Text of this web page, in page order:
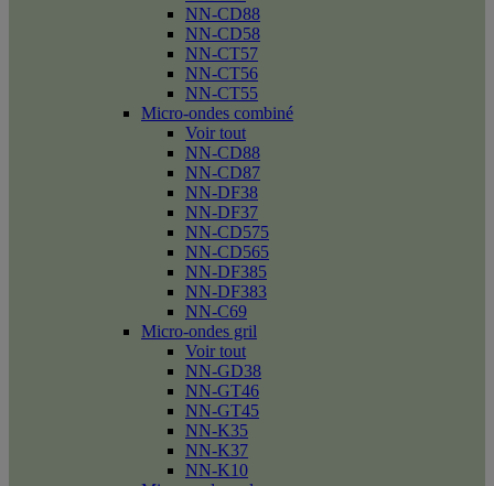
NN-CD88
NN-CD58
NN-CT57
NN-CT56
NN-CT55
Micro-ondes combiné
Voir tout
NN-CD88
NN-CD87
NN-DF38
NN-DF37
NN-CD575
NN-CD565
NN-DF385
NN-DF383
NN-C69
Micro-ondes gril
Voir tout
NN-GD38
NN-GT46
NN-GT45
NN-K35
NN-K37
NN-K10